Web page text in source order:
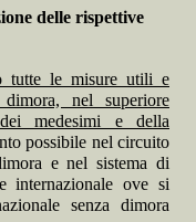
delle rispettive
tutte le misure utili e
dimora, nel superiore
medesimi e della
possibile nel circuito
e nel sistema di
internazionale ove si
senza dimora